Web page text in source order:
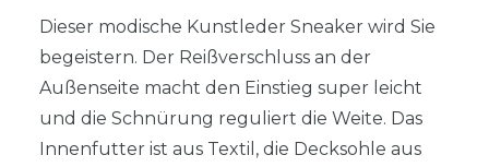
Dieser modische Kunstleder Sneaker wird Sie
begeistern. Der Reißverschluss an der
Außenseite macht den Einstieg super leicht
und die Schnürung reguliert die Weite. Das
Innenfutter ist aus Textil, die Decksohle aus